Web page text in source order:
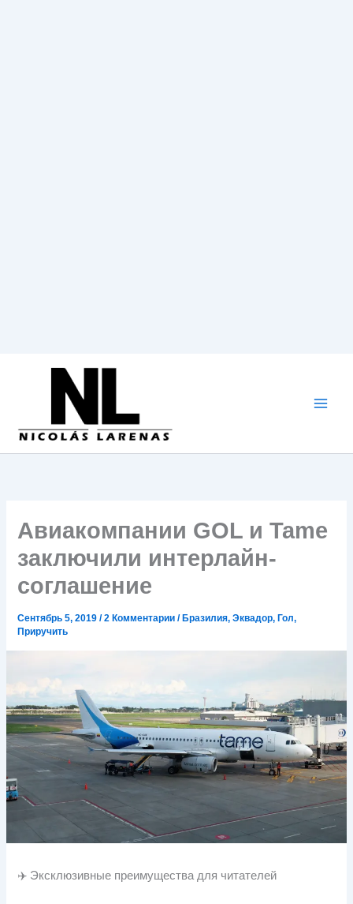
содержимому
Авиакомпании GOL и Tame
заключили интерлайн-
соглашение
Сентябрь 5, 2019/2 Комментарии / Бразилия,Эквадор, Гол,
Приручить
✈️ Эксклюзивные преимущества для читателей